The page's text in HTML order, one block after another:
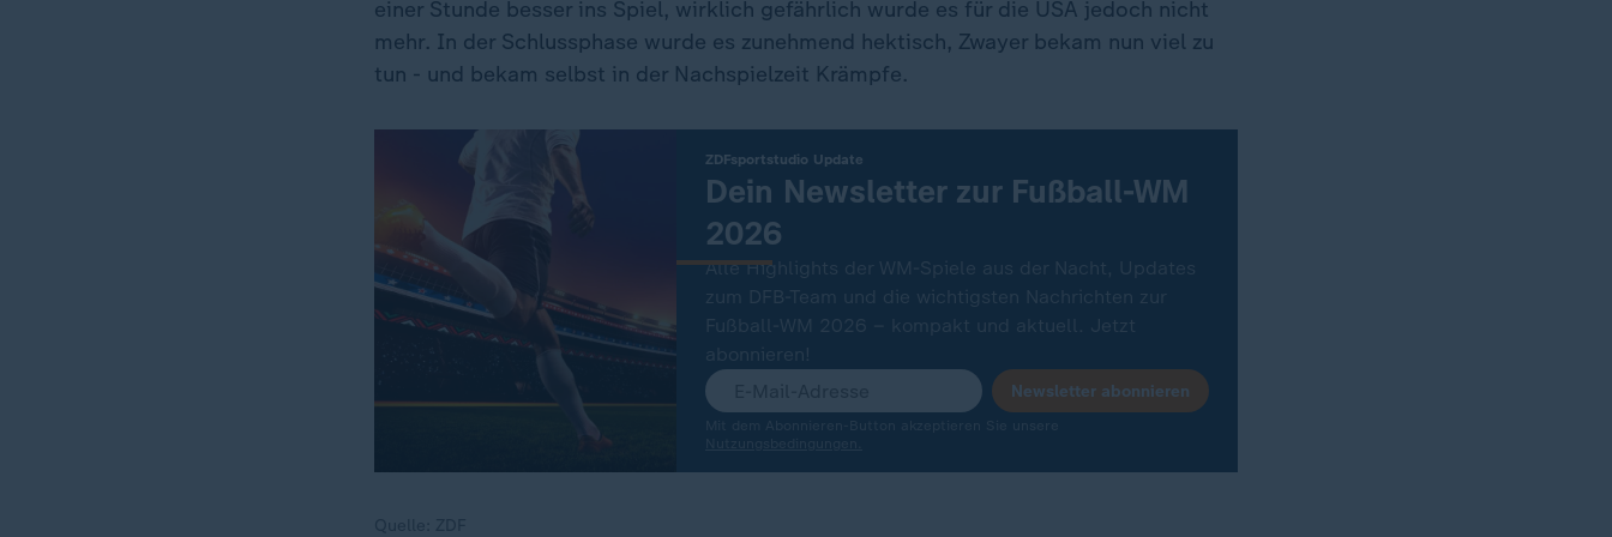
einer Stunde besser ins Spiel, wirklich gefährlich wurde es für die USA jedoch nicht
mehr. In der Schlussphase wurde es zunehmend hektisch, Zwayer bekam nun viel zu
tun - und bekam selbst in der Nachspielzeit Krämpfe.
ZDFsportstudio Update
:
Dein Newsletter zur Fußball-WM
2026
Alle Highlights der WM-Spiele aus der Nacht, Updates
zum DFB-Team und die wichtigsten Nachrichten zur
Fußball-WM 2026 – kompakt und aktuell. Jetzt
abonnieren!
Newsletter abonnieren